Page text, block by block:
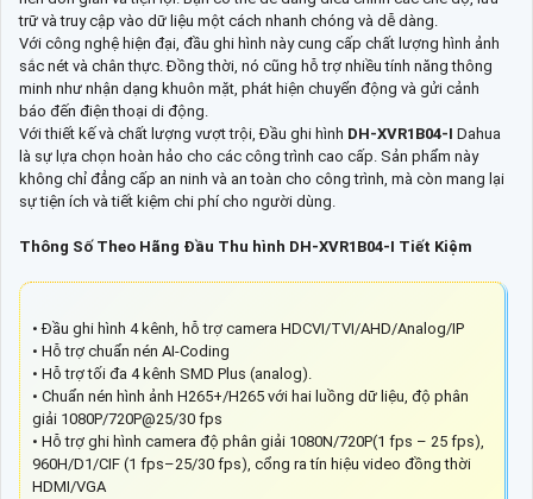
trữ và truy cập vào dữ liệu một cách nhanh chóng và dễ dàng.
Với công nghệ hiện đại, đầu ghi hình này cung cấp chất lượng hình ảnh
sắc nét và chân thực. Đồng thời, nó cũng hỗ trợ nhiều tính năng thông
minh như nhận dạng khuôn mặt, phát hiện chuyển động và gửi cảnh
báo đến điện thoại di động.
Với thiết kế và chất lượng vượt trội, Đầu ghi hình DH-XVR1B04-I Dahua
là sự lựa chọn hoàn hảo cho các công trình cao cấp. Sản phẩm này
không chỉ đẳng cấp an ninh và an toàn cho công trình, mà còn mang lại
sự tiện ích và tiết kiệm chi phí cho người dùng.
Thông Số Theo Hãng Đầu Thu hình DH-XVR1B04-I Tiết Kiệm
• Đầu ghi hình 4 kênh, hỗ trợ camera HDCVI/TVI/AHD/Analog/IP
• Hỗ trợ chuẩn nén AI-Coding
• Hỗ trợ tối đa 4 kênh SMD Plus (analog).
• Chuẩn nén hình ảnh H265+/H265 với hai luồng dữ liệu, độ phân
giải 1080P/720P@25/30 fps
• Hỗ trợ ghi hình camera độ phân giải 1080N/720P(1 fps – 25 fps),
960H/D1/CIF (1 fps–25/30 fps), cổng ra tín hiệu video đồng thời
HDMI/VGA